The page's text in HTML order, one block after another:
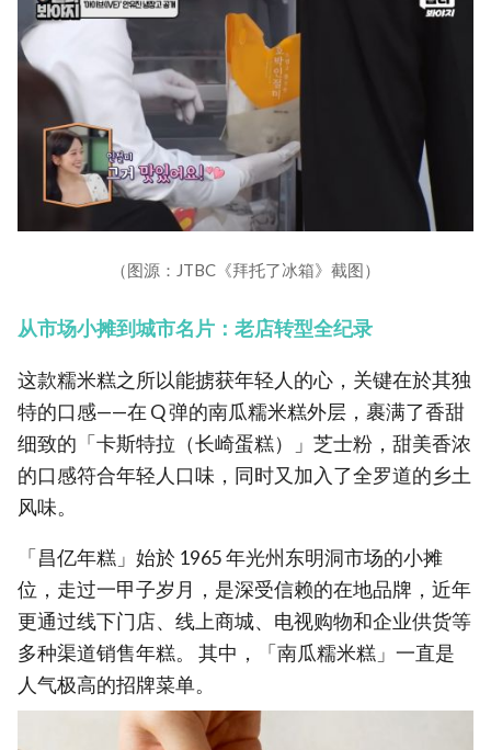
（图源：JTBC《拜托了冰箱》截图）
从市场小摊到城市名片：老店转型全纪录
这款糯米糕之所以能掳获年轻人的心，关键在於其独
特的口感——在 Q 弹的南瓜糯米糕外层，裹满了香甜
细致的「卡斯特拉（长崎蛋糕）」芝士粉，甜美香浓
的口感符合年轻人口味，同时又加入了全罗道的乡土
风味。
「昌亿年糕」始於 1965 年光州东明洞市场的小摊
位，走过一甲子岁月，是深受信赖的在地品牌，近年
更通过线下门店、线上商城、电视购物和企业供货等
多种渠道销售年糕。 其中，「南瓜糯米糕」一直是
人气极高的招牌菜单。